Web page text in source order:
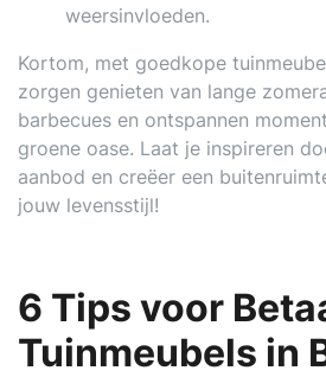
weersinvloeden.
Kortom, met goedkope
zorgen genieten van lange
barbecues en ontspannen
groene oase. Laat je inspireren
aanbod en creëer een
jouw levensstijl!
6 Tips voor
Tuinmeubels in